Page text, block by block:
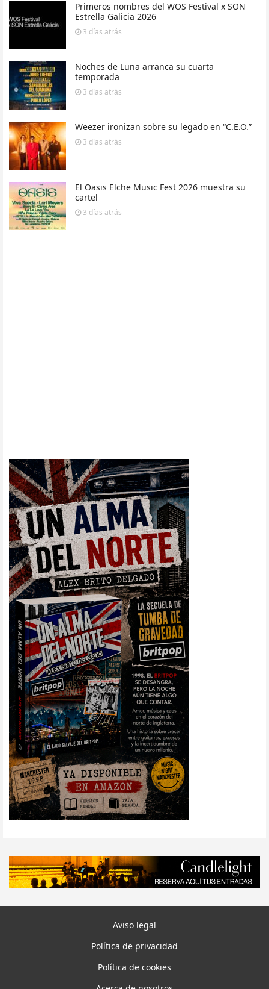
Primeros nombres del WOS Festival x SON
Estrella Galicia 2026
3 días atrás
Noches de Luna arranca su cuarta
temporada
3 días atrás
Weezer ironizan sobre su legado en “C.E.O.”
3 días atrás
El Oasis Elche Music Fest 2026 muestra su
cartel
3 días atrás
Aviso legal
Política de privacidad
Política de cookies